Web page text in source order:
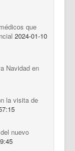
que
2024-01-10
Navidad en
la visita de
nuevo